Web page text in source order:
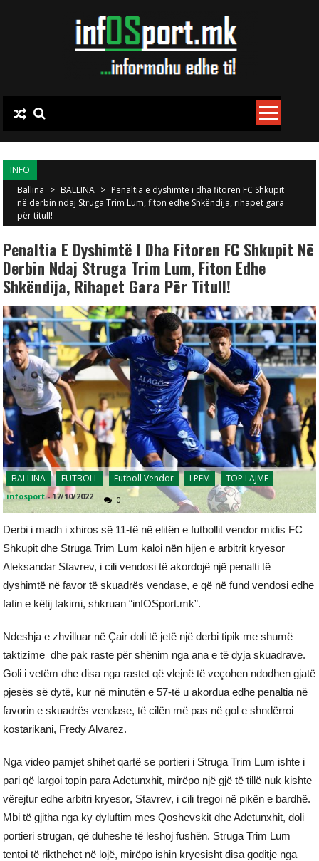
INFO
Ballina > BALLINA > Penaltia e dyshimtë i dha fitoren FC Shkupit
në derbin ndaj Struga Trim Lum, fiton edhe Shkëndija, rihapet gara
për titull!
Penaltia E Dyshimtë I Dha Fitoren FC Shkupit Në
Derbin Ndaj Struga Trim Lum, Fiton Edhe
Shkëndija, Rihapet Gara Për Titull!
BALLINA FUTBOLL Futboll Vendor LPFM TOP LAJME
infosport -17/10/2022 0
Derbi i madh i xhiros së 11-të në elitën e futbollit vendor midis FC
Shkupit dhe Struga Trim Lum kaloi nën hijen e arbitrit kryesor
Aleksandar Stavrev, i cili vendosi të akordojë një penalti të
dyshimtë në favor të skuadrës vendase, e që në fund vendosi edhe
fatin e këtij takimi, shkruan “infOSport.mk”.
Ndeshja e zhvilluar në Çair doli të jetë një derbi tipik me shumë
taktizime dhe pak raste për shënim nga ana e të dyja skuadrave.
Goli i vetëm dhe disa nga rastet që vlejnë të veçohen ndodhen gjatë
pjesës së dytë, kur në minutën e 57-të u akordua edhe penaltia në
favorin e skuadrës vendase, të cilën më pas në gol e shndërroi
kostarikani, Fredy Alvarez.
Nga video pamjet shihet qartë se portieri i Struga Trim Lum ishte i
pari që largoi topin para Adetunxhit, mirëpo një gjë të tillë nuk kishte
vërejtur edhe arbitri kryesor, Stavrev, i cili tregoi në pikën e bardhë.
Mbi të gjitha nga ky dyluftim mes Qoshevskit dhe Adetunxhit, doli
portieri strugan, që duheshe të lëshoj fushën. Struga Trim Lum
tentoi të rikthehet në lojë, mirëpo ishin kryesisht disa goditje nga